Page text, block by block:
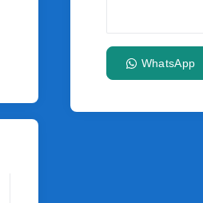
WhatsApp